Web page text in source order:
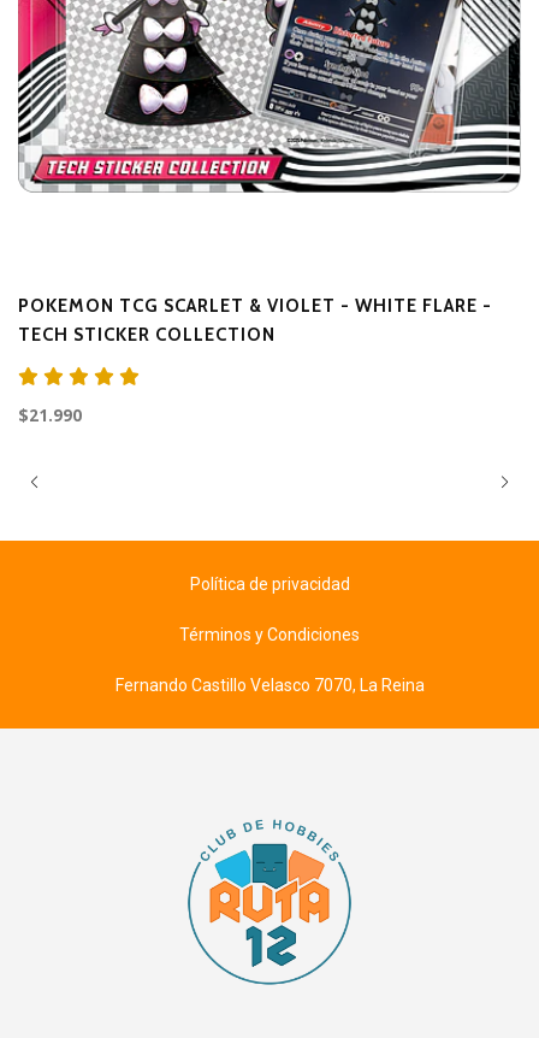
POKEMON TCG SCARLET & VIOLET - WHITE FLARE -
TECH STICKER COLLECTION
$21.990
Política de privacidad
Términos y Condiciones
Fernando Castillo Velasco 7070, La Reina